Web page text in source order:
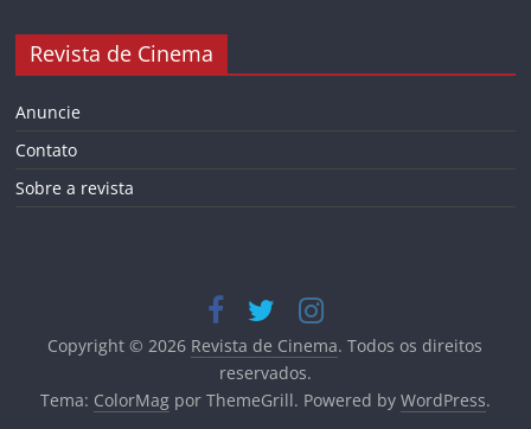
Revista de Cinema
Anuncie
Contato
Sobre a revista
Copyright © 2026 Revista de Cinema. Todos os direitos
reservados.
Tema: ColorMagpor ThemeGrill. Powered by WordPress.